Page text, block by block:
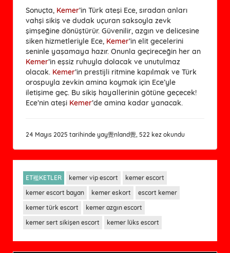
Sonuçta, Kemer’in Türk ateşi Ece, sıradan anları
vahşi sikiş ve dudak uçuran saksoyla zevk
şimşeğine dönüştürür. Güvenilir, azgın ve delicesine
siken hizmetleriyle Ece, Kemer’in elit gecelerini
seninle yaşamaya hazır. Onunla geçireceğin her an
Kemer’in eşsiz ruhuyla dolacak ve unutulmaz
olacak. Kemer’in prestijli ritmine kapılmak ve Türk
orospuyla zevkin amina koymak için Ece’yle
iletişime geç. Bu sikiş hayallerinin götüne geçecek!
Ece’nin ateşi Kemer’de amina kadar yanacak.
24 Mayıs 2025 tarihinde yay覺nland覺, 522 kez okundu
ET襤KETLER kemer vip escort
kemer escort
kemer escort bayan
kemer eskort
escort kemer
kemer türk escort
kemer azgın escort
kemer sert sikişen escort
kemer lüks escort